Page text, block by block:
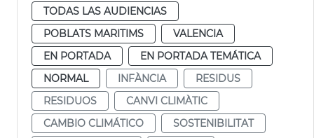
TODAS LAS AUDIENCIAS
POBLATS MARITIMS
VALENCIA
EN PORTADA
EN PORTADA TEMÁTICA
NORMAL
INFÀNCIA
RESIDUS
RESIDUOS
CANVI CLIMÀTIC
CAMBIO CLIMÁTICO
SOSTENIBILITAT